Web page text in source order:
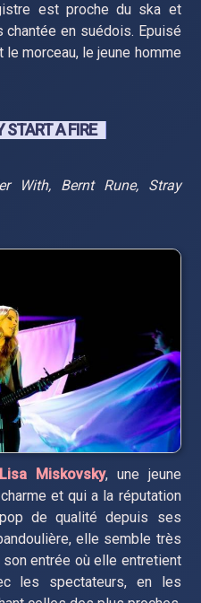
est proche du ska et
chantée en suédois. Epuisé
morceau, le jeune homme
START A FIRE
With, Bernt Rune, Stray
Lisa Miskovsky, une jeune
et qui a la réputation
de qualité depuis ses
elle semble très
entrée où elle entretient
les spectateurs, en les